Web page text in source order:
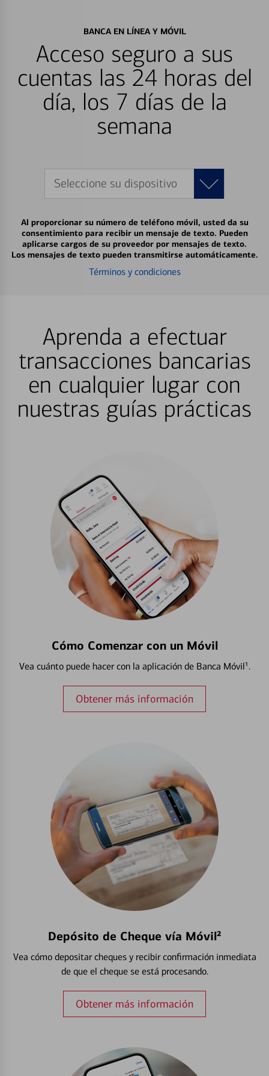
BANCA EN LÍNEA Y MÓVIL
Acceso seguro a sus
cuentas las 24 horas del
día, los 7 días de la
semana
Seleccione su dispositivo
Al proporcionar su número de teléfono móvil, usted da su
consentimiento para recibir un mensaje de texto. Pueden
aplicarse cargos de su proveedor por mensajes de texto.
Los mensajes de texto pueden transmitirse automáticamente.
Términos y condiciones
Aprenda a efectuar
transacciones bancarias
en cualquier lugar con
nuestras guías prácticas
Cómo Comenzar con un Móvil
Vea cuánto puede hacer con la aplicación de Banca Móvil¹.
Obtener más información
Depósito de Cheque vía Móvil²
Vea cómo depositar cheques y recibir confirmación inmediata
de que el cheque se está procesando.
Obtener más información